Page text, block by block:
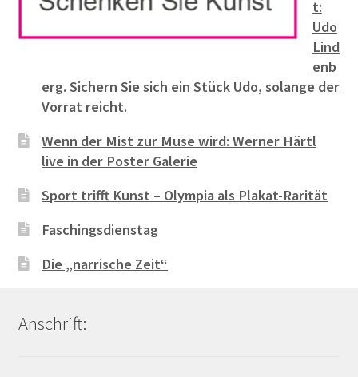
t:
Udo
Lind
enb
erg. Sichern Sie sich ein Stück Udo, solange der
Vorrat reicht.
Wenn der Mist zur Muse wird: Werner Härtl
live in der Poster Galerie
Sport trifft Kunst – Olympia als Plakat-Rarität
Faschingsdienstag
Die „narrische Zeit“
Anschrift: